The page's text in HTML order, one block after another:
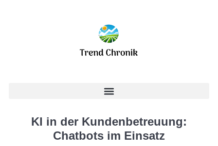
KI in der Kundenbetreuung:
Chatbots im Einsatz